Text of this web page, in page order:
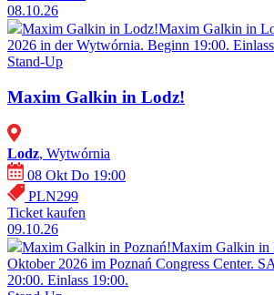
08.10.26
Maxim Galkin in Lodz!Maxim Galkin in
2026 in der Wytwórnia. Beginn 19:00.
Stand-Up
Maxim Galkin in Lodz!
Lodz, Wytwórnia
08 Okt Do 19:00
PLN299
Ticket kaufen
09.10.26
Maxim Galkin in Poznań!Maxim Galkin in
Oktober 2026 im Poznań Congress Center.
20:00. Einlass 19:00.